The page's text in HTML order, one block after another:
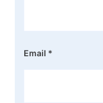
Email *